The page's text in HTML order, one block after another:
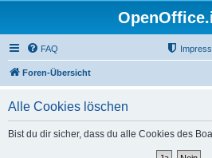
FAQ
Foren-Übersicht
Alle Cookies löschen
Bist du dir sicher, dass du alle Cookies des